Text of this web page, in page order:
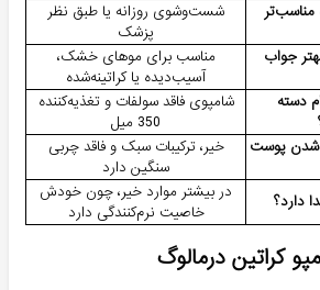
مناسب‌تر
شست‌وشوی روزانه یا طبق نظر
پزشک
جواب
مناسب برای موهای خشک،
آسیب‌دیده یا کراتینه‌شده
دسته
شامپوی فاقد سولفات و تغذیه‌کننده
350 میل
شدن پوست
خیر، ترکیبات سبک و فاقد چربی
سنگین دارد
دارد؟
در بیشتر موارد خیر، چون خودش
خاصیت نرم‌کنندگی دارد
کراتین درمالوگ